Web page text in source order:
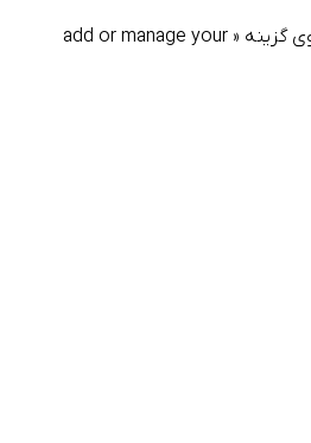
۳. در این قسمت باید روی گزینه « add or manage your